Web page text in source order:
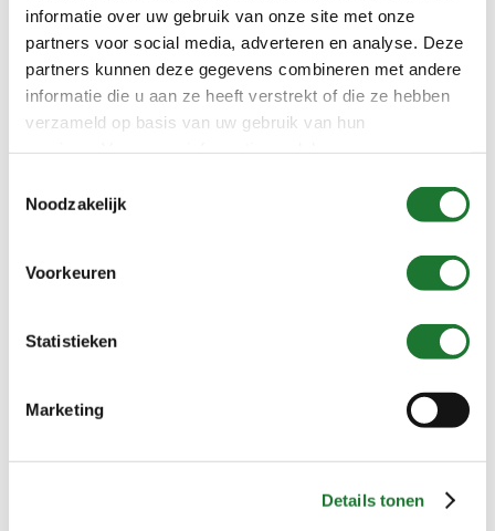
informatie over uw gebruik van onze site met onze
partners voor social media, adverteren en analyse. Deze
partners kunnen deze gegevens combineren met andere
informatie die u aan ze heeft verstrekt of die ze hebben
verzameld op basis van uw gebruik van hun
Noodzakelijk
Voorkeuren
Statistieken
Marketing
Details tonen
Meertrapspompen